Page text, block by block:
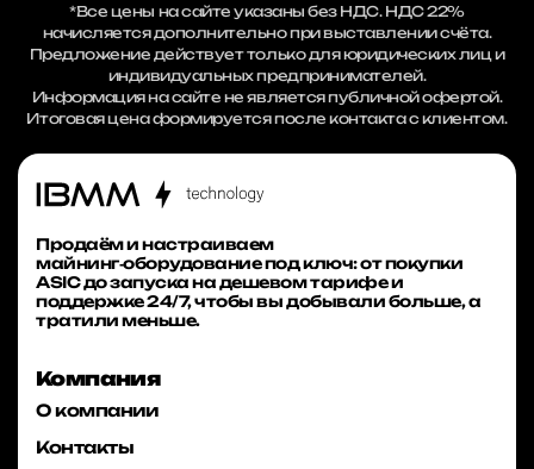
*Все цены на сайте указаны без НДС. НДС 22%
начисляется дополнительно при выставлении счёта.
Предложение действует только для юридических лиц и
индивидуальных предпринимателей.
Информация на сайте не является публичной офертой.
Итоговая цена формируется после контакта с клиентом.
Продаём и настраиваем
майнинг‑оборудование под ключ: от покупки
ASIC до запуска на дешевом тарифе и
поддержке 24/7, чтобы вы добывали больше, а
тратили меньше.
Компания
О компании
Контакты